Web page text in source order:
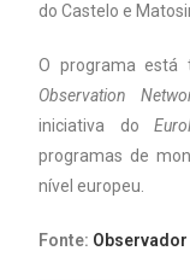
do Castelo e
O programa
Observation
iniciativa do
programas de
nível europeu.
Fonte: Observador